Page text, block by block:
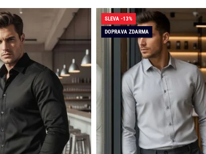
SLEVA -13%
DOPRAVA ZDARMA